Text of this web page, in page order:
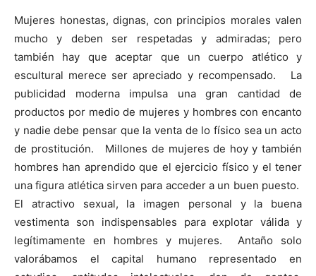
Mujeres honestas, dignas, con principios morales valen
mucho y deben ser respetadas y admiradas; pero
también hay que aceptar que un cuerpo atlético y
escultural merece ser apreciado y recompensado. La
publicidad moderna impulsa una gran cantidad de
productos por medio de mujeres y hombres con encanto
y nadie debe pensar que la venta de lo físico sea un acto
de prostitución. Millones de mujeres de hoy y también
hombres han aprendido que el ejercicio físico y el tener
una figura atlética sirven para acceder a un buen puesto.
El atractivo sexual, la imagen personal y la buena
vestimenta son indispensables para explotar válida y
legítimamente en hombres y mujeres. Antaño solo
valorábamos el capital humano representado en